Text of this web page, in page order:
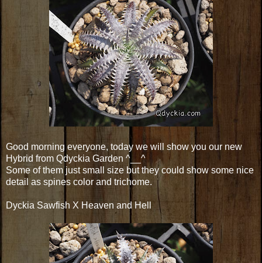
Good morning everyone, today we will show you our new
Hybrid from Qdyckia Garden ^__^
Some of them just small size but they could show some nice
detail as spines color and trichome.
Dyckia Sawfish X Heaven and Hell